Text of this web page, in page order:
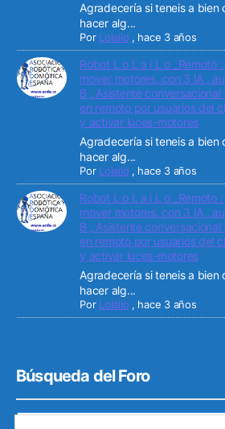
Agradecería si teneis a bien
hacer alg...
Por Lolailo , hace 3 años
Robot L o L a i L o _Remoto
mover motores. con 3 IA ,
B , Asistente
en remoto por usuarios del
y activar luces-motores
Agradecería si teneis a bien
hacer alg...
Por Lolailo , hace 3 años
Robot L o L a i L o _Remoto
mover motores. con 3 IA ,
B , Asistente
en remoto por usuarios del
y activar luces-motores
Agradecería si teneis a bien
hacer alg...
Por Lolailo , hace 3 años
Búsqueda del Foro